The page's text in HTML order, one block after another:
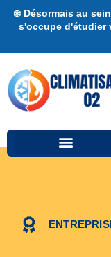
❄️ Désormais au
s'occupe d'étudier